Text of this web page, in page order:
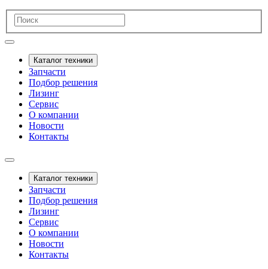
Каталог техники
Запчасти
Подбор решения
Лизинг
Сервис
О компании
Новости
Контакты
Каталог техники
Запчасти
Подбор решения
Лизинг
Сервис
О компании
Новости
Контакты